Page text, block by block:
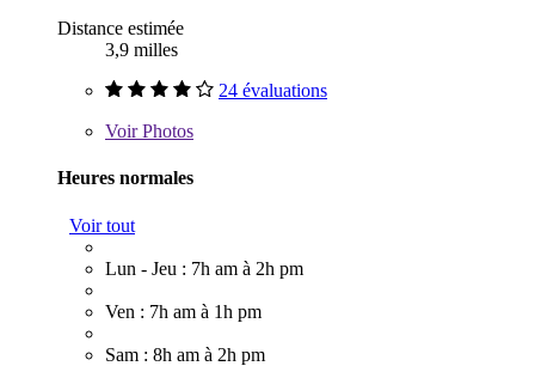
Distance estimée
3,9 milles
24 évaluations
VoirPhotos
Heures normales
Voir tout
Lun - Jeu : 7h am à 2h pm
Ven : 7h am à 1h pm
Sam : 8h am à 2h pm